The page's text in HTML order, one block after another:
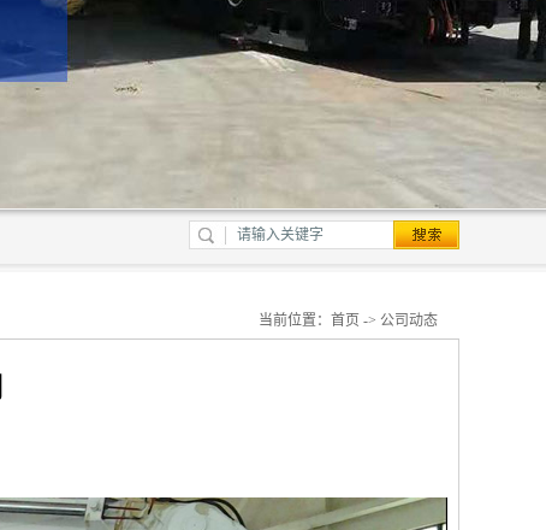
当前位置： 首页 -> 公司动态